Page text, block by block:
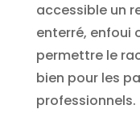
accessible un
enterré, enfoui
permettre le
bien pour les
professionnels.